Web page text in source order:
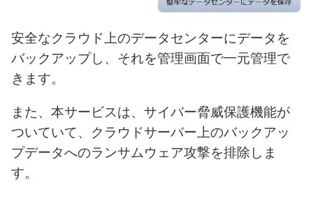
安全なクラウド上のデータセンターにデータを
バックアップし、それを管理画面で一元管理で
きます。
また、本サービスは、サイバー脅威保護機能が
ついていて、クラウドサーバー上のバックアッ
プデータへのランサムウェア攻撃を排除しま
す。